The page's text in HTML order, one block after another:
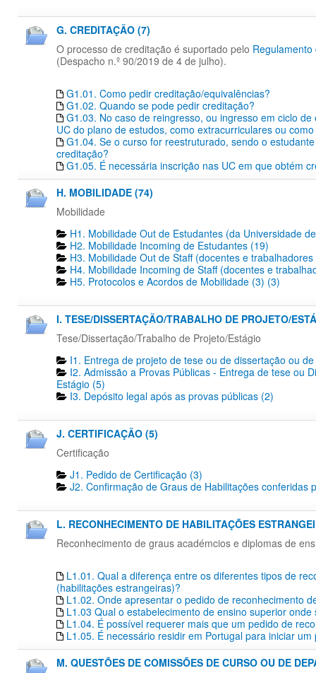
G. CREDITAÇÃO (7)
O processo de creditação é suportado pelo
(Despacho n.º 90/2019 de 4 de julho).
G1.01. Como pedir creditação/equivalências?
G1.02. Quando se pode pedir creditação?
G1.03. No caso de reingresso, ou ingresso em ciclo
UC do plano de estudos, como extracurriculares ou
G1.04. Se o curso for reestruturado, sendo o
creditação?
G1.05. É necessária inscrição nas UC em que obtém
H. MOBILIDADE (74)
Mobilidade
H1. Mobilidade Out de Estudantes (da Universidade
H2. Mobilidade Incoming de Estudantes (19)
H3. Mobilidade Out de Staff (docentes e
H4. Mobilidade Incoming de Staff (docentes e
H5. Protocolos e Acordos de Mobilidade (3) (3)
I. TESE/DISSERTAÇÃO/TRABALHO DE PROJETO/
Tese/Dissertação/Trabalho de Projeto/Estágio
I1. Entrega de projeto de tese ou de dissertação ou
I2. Admissão a Provas Públicas - Entrega de tese ou
Estágio (5)
I3. Depósito legal após as provas públicas (2)
J. CERTIFICAÇÃO (5)
Certificação
J1. Pedido de Certificação​ (3)
J2. Confirmação de Graus de Habilitações conferidas
L. RECONHECIMENTO DE HABILITAÇÕES
Reconhecimento de graus académcios e diplomas de
L1.01. Qual a diferença entre os diferentes tipos de
(habilitações estrangeiras)?
L1.02. Onde apresentar o pedido de reconhecimento
L1.03 Qual o estabelecimento de ensino superior
L1.04. É possível requerer mais que um pedido de
L1.05. É necessário residir em Portugal para iniciar
M. QUESTÕES DE COMISSÕES DE CURSO OU DE